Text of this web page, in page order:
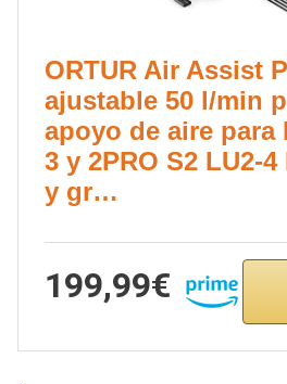
ORTUR Air Assist
ajustable 50 l/min
apoyo de aire para
3 y 2PRO S2 LU2-
y gr…
199,99€